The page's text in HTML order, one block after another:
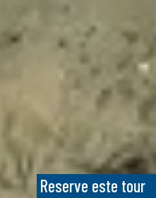
Reserve este tour